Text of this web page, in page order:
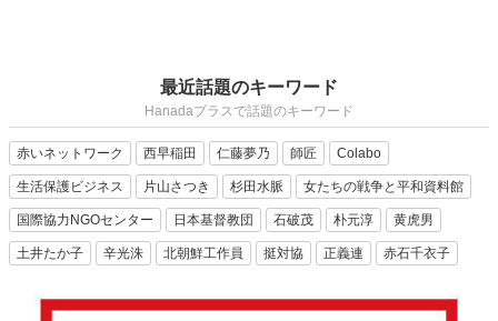
最近話題のキーワード
Hanadaプラスで話題のキーワード
赤いネットワーク 西早稲田 仁藤夢乃 師匠 Colabo
生活保護ビジネス 片山さつき 杉田水脈 女たちの戦争と平和資料館
国際協力NGOセンター 日本基督教団 石破茂 朴元淳 黄虎男
土井たか子 辛光洙 北朝鮮工作員 挺対協 正義連 赤石千衣子